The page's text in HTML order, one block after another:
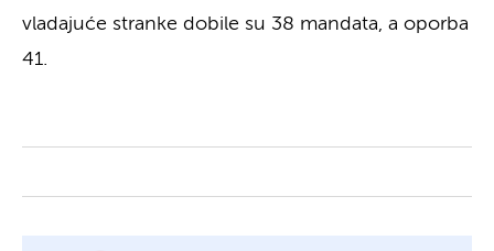
vladajuće stranke dobile su 38 mandata, a oporba
41.